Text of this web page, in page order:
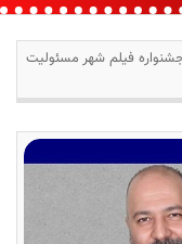
فیلم شهر مسئولیت